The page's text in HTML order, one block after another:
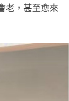
老，甚至愈來